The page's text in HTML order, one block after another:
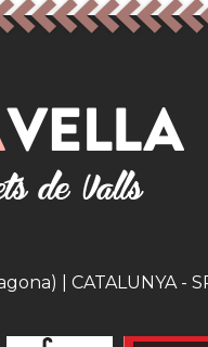
| CATALUNYA -